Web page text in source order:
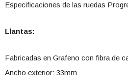
Especificaciones de las ruedas
Llantas:
Fabricadas en Grafeno con fibra de
Ancho exterior: 33mm